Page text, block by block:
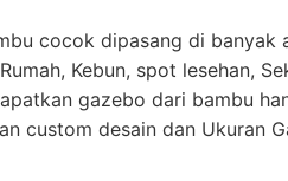
cocok dipasang di banyak
Kebun, spot lesehan,
gazebo dari bambu
custom desain dan Ukuran